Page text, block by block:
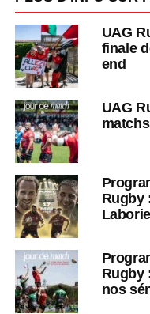
UAG
finale
end
UAG
Rugby
Laborie
Rugby
nos